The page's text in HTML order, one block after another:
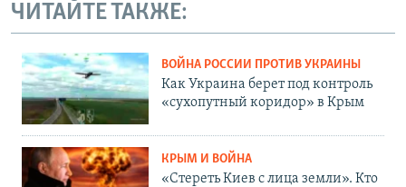
ЧИТАЙТЕ ТАКЖЕ:
ВОЙНА РОССИИ ПРОТИВ УКРАИНЫ
Как Украина берет под контроль
«сухопутный коридор» в Крым
КРЫМ И ВОЙНА
«Стереть Киев с лица земли». Кто